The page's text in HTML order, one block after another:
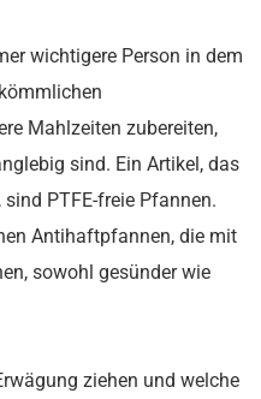
wichtigere Person in dem
Mahlzeiten zubereiten,
sind. Ein Artikel, das
PTFE-freie Pfannen.
Antihaftpfannen, die mit
sowohl gesünder wie
ziehen und welche